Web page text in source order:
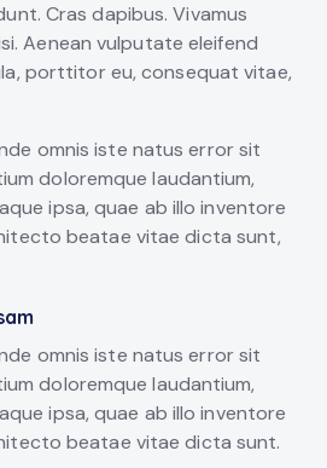
Cras dapibus. Vivamus
Aenean vulputate eleifend
porttitor eu, consequat vitae,
omnis iste natus error sit
doloremque laudantium,
ipsa, quae ab illo inventore
beatae vitae dicta sunt,
omnis iste natus error sit
doloremque laudantium,
ipsa, quae ab illo inventore
beatae vitae dicta sunt.